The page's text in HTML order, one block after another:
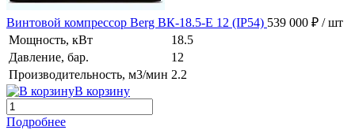
Винтовой компрессор Berg ВК-18.5-E 12 (IP54) 539 000 ₽ / шт
Мощность, кВт
18.5
Давление, бар.
12
Производительность, м3/мин 2.2
В корзину
Подробнее